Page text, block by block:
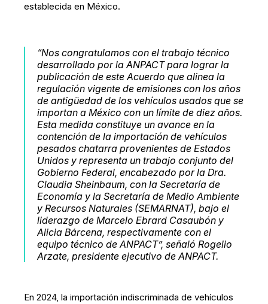
establecida en México.
“Nos congratulamos con el trabajo técnico
desarrollado por la ANPACT para lograr la
publicación de este Acuerdo que alinea la
regulación vigente de emisiones con los años
de antigüedad de los vehículos usados que se
importan a México con un límite de diez años.
Esta medida constituye un avance en la
contención de la importación de vehículos
pesados chatarra provenientes de Estados
Unidos y representa un trabajo conjunto del
Gobierno Federal, encabezado por la Dra.
Claudia Sheinbaum, con la Secretaría de
Economía y la Secretaría de Medio Ambiente
y Recursos Naturales (SEMARNAT), bajo el
liderazgo de Marcelo Ebrard Casaubón y
Alicia Bárcena, respectivamente con el
equipo técnico de ANPACT”, señaló Rogelio
Arzate, presidente ejecutivo de ANPACT.
En 2024, la importación indiscriminada de vehículos